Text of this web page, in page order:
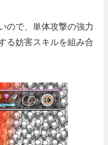
ので、単体攻撃の強力
る妨害スキルを組み合